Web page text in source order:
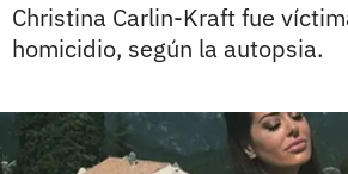
Christina Carlin-Kraft fue
homicidio, según la autopsia.